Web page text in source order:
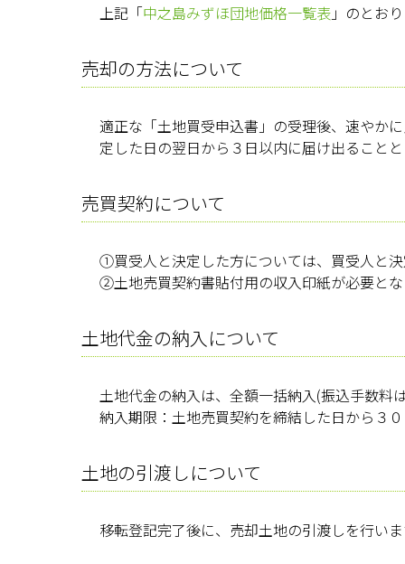
上記「中之島みずほ団地価格一覧表 」のとおり
売却の方法について
適正な「土地買受申込書」の受理後、速やか
定した日の翌日から３日以内に届け出ること
売買契約について
①買受人と決定した方については、買受人と
②土地売買契約書貼付用の収入印紙が必要と
土地代金の納入について
土地代金の納入は、全額一括納入(振込手数料
納入期限：土地売買契約を締結した日から３
土地の引渡しについて
移転登記完了後に、売却土地の引渡しを行い